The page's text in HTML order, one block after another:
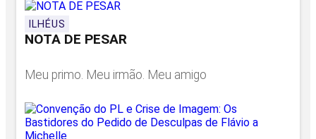
ILHÉUS
NOTA DE PESAR
Meu primo. Meu irmão. Meu amigo